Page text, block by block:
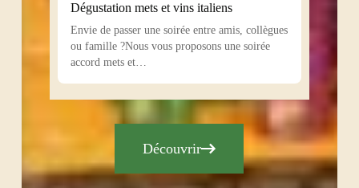
Dégustation mets et vins italiens
Envie de passer une soirée entre amis, collègues
ou famille ?Nous vous proposons une soirée
accord mets et…
Découvrir